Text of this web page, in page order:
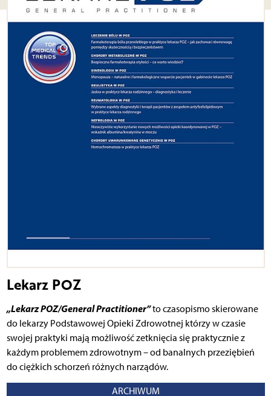
Lekarz POZ
„Lekarz POZ/General Practitioner”to czasopismo skierowane
do lekarzy Podstawowej Opieki Zdrowotnej którzy w czasie
swojej praktyki mają możliwość zetknięcia się praktycznie z
każdym problemem zdrowotnym – od banalnych przeziębień
do ciężkich schorzeń różnych narządów.
ARCHIWUM